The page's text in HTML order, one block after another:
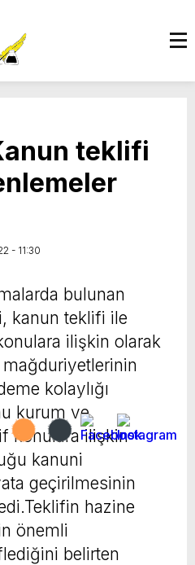
teklifi
- 11:30
bulunan
kanun teklifi ile
ilişkin olarak
kolaylığı
kurum ve
konulara ilişkin
kanuni
geçirilmesinin
hazine
önemli
belirten